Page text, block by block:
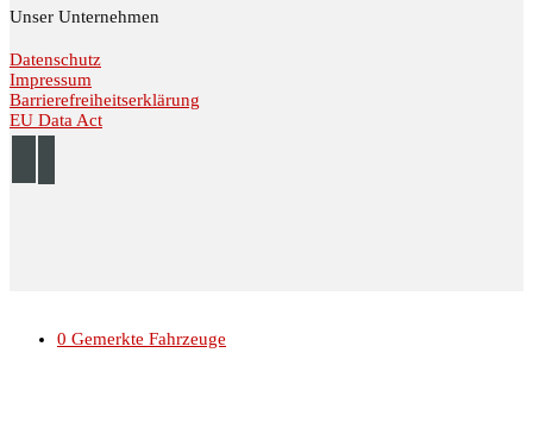
Unser Unternehmen
Datenschutz
Impressum
Barrierefreiheitserklärung
EU Data Act
0 Gemerkte Fahrzeuge